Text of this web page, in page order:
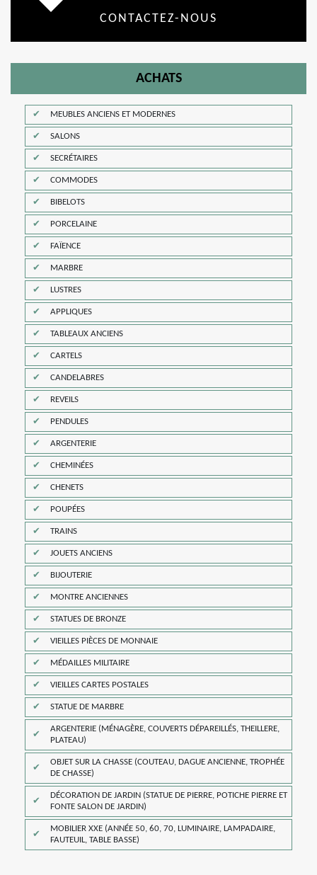
CONTACTEZ-NOUS
ACHATS
MEUBLES ANCIENS ET MODERNES
SALONS
SECRÉTAIRES
COMMODES
BIBELOTS
PORCELAINE
FAÏENCE
MARBRE
LUSTRES
APPLIQUES
TABLEAUX ANCIENS
CARTELS
CANDELABRES
REVEILS
PENDULES
ARGENTERIE
CHEMINÉES
CHENETS
POUPÉES
TRAINS
JOUETS ANCIENS
BIJOUTERIE
MONTRE ANCIENNES
STATUES DE BRONZE
VIEILLES PIÈCES DE MONNAIE
MÉDAILLES MILITAIRE
VIEILLES CARTES POSTALES
STATUE DE MARBRE
ARGENTERIE (MÉNAGÈRE, COUVERTS DÉPAREILLÉS, THEILLERE,
PLATEAU)
OBJET SUR LA CHASSE (COUTEAU, DAGUE ANCIENNE, TROPHÉE
DE CHASSE)
DÉCORATION DE JARDIN (STATUE DE PIERRE, POTICHE PIERRE ET
FONTE SALON DE JARDIN)
MOBILIER XXE (ANNÉE 50, 60, 70, LUMINAIRE, LAMPADAIRE,
FAUTEUIL, TABLE BASSE)